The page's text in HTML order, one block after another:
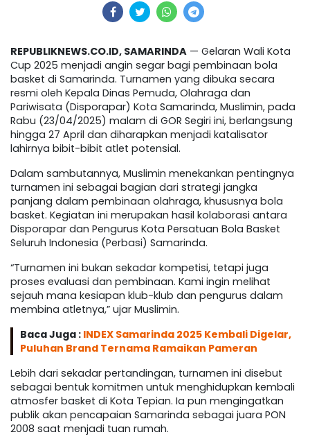
REPUBLIKNEWS.CO.ID, SAMARINDA — Gelaran Wali Kota
Cup 2025 menjadi angin segar bagi pembinaan bola
basket di Samarinda. Turnamen yang dibuka secara
resmi oleh Kepala Dinas Pemuda, Olahraga dan
Pariwisata (Disporapar) Kota Samarinda, Muslimin, pada
Rabu (23/04/2025) malam di GOR Segiri ini, berlangsung
hingga 27 April dan diharapkan menjadi katalisator
lahirnya bibit-bibit atlet potensial.
Dalam sambutannya, Muslimin menekankan pentingnya
turnamen ini sebagai bagian dari strategi jangka
panjang dalam pembinaan olahraga, khususnya bola
basket. Kegiatan ini merupakan hasil kolaborasi antara
Disporapar dan Pengurus Kota Persatuan Bola Basket
Seluruh Indonesia (Perbasi) Samarinda.
“Turnamen ini bukan sekadar kompetisi, tetapi juga
proses evaluasi dan pembinaan. Kami ingin melihat
sejauh mana kesiapan klub-klub dan pengurus dalam
membina atletnya,” ujar Muslimin.
Baca Juga : INDEX Samarinda 2025 Kembali Digelar,
Puluhan Brand Ternama Ramaikan Pameran
Lebih dari sekadar pertandingan, turnamen ini disebut
sebagai bentuk komitmen untuk menghidupkan kembali
atmosfer basket di Kota Tepian. Ia pun mengingatkan
publik akan pencapaian Samarinda sebagai juara PON
2008 saat menjadi tuan rumah.